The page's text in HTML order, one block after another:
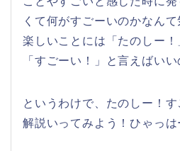
くて何がすごーいのかなんて
楽しいことには「たのしー
「すごーい！」と言えばいい
というわけで、たのしー！
解説いってみよう！ひゃっは